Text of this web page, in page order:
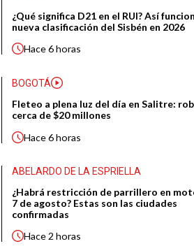
¿Qué significa D21 en el RUI? Así
nueva clasificación del Sisbén en 2026
Hace6 horas
BOGOTÁ
Fleteo a plena luz del día en Salitre:
cerca de $20 millones
Hace6 horas
ABELARDO DE LA ESPRIELLA
¿Habrá restricción de parrillero en
7 de agosto? Estas son las ciudades
confirmadas
Hace2 horas